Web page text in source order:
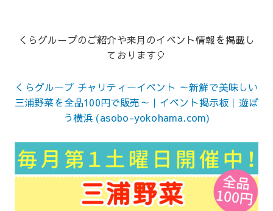
くらグループのご紹介や来月のイベント情報を掲載し
ております🎈
くらグループ チャリティーイベント ～新鮮で美味しい
三浦野菜を全品100円で販売～｜イベント掲示板｜遊ぼ
う横浜 (asobo-yokohama.com)